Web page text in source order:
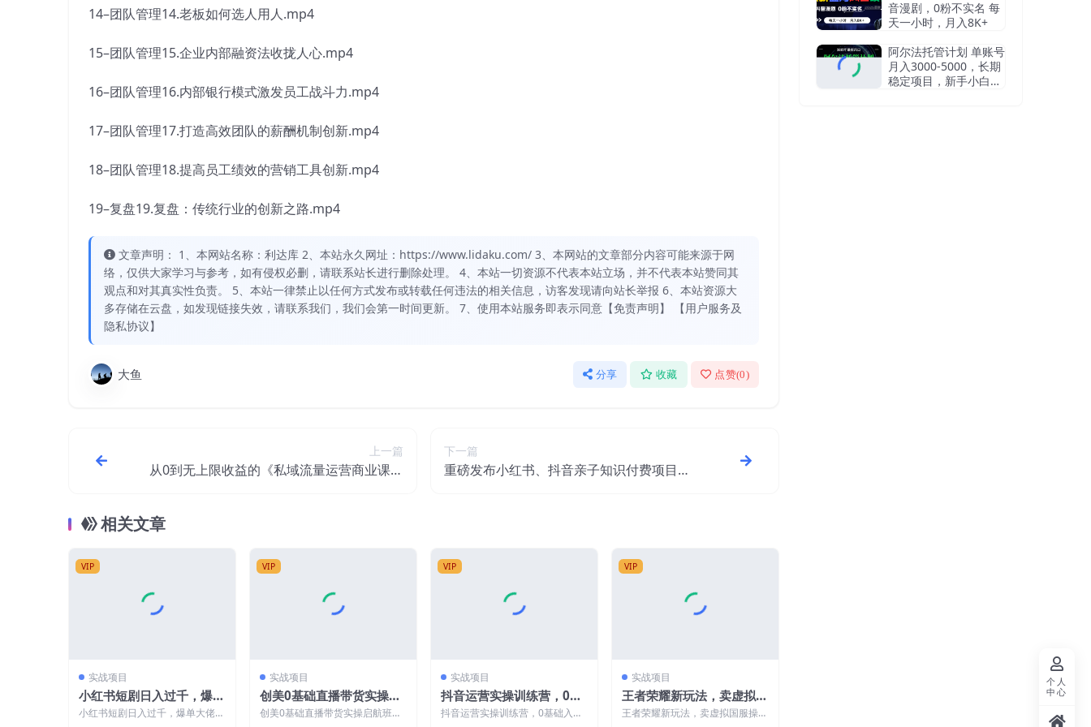
14–团队管理14.老板如何选人用人.mp4
15–团队管理15.企业内部融资法收拢人心.mp4
16–团队管理16.内部银行模式激发员工战斗力.mp4
17–团队管理17.打造高效团队的薪酬机制创新.mp4
18–团队管理18.提高员工绩效的营销工具创新.mp4
19–复盘19.复盘：传统行业的创新之路.mp4
文章声明： 1、本网站名称：利达库 2、本站永久网址：https://www.lidaku.com/ 3、本网站的文章部分内容可能来源于网
络，仅供大家学习与参考，如有侵权必删，请联系站长进行删除处理。 4、本站一切资源不代表本站立场，并不代表本站赞同其
观点和对其真实性负责。 5、本站一律禁止以任何方式发布或转载任何违法的相关信息，访客发现请向站长举报 6、本站资源大
多存储在云盘，如发现链接失效，请联系我们，我们会第一时间更新。 7、使用本站服务即表示同意【免责声明】 【用户服务及
隐私协议】
大鱼 分享 收藏 点赞(0)
上一篇
从0到无上限收益的《私域流量运营商业课》
下一篇
重磅发布小红书、抖音亲子知识付费项目，
相关文章
VIP
实战项目
小红书短剧日入过千，爆单
大佬“繁华落叶”分享二创实
小红书短剧日入过千，爆单大佬
VIP
实战项目
创美0基础直播带货实操启
航班，直播带货从0-1（详
创美0基础直播带货实操启航班，
VIP
实战项目
抖音运营实操训练营，0基
础入门，打造爆款短视频
抖音运营实操训练营，0基础入
VIP
实战项目
王者荣耀新玩法，卖虚拟国
服操作教程，一单6.88-99.
王者荣耀新玩法，卖虚拟国服操作
音漫剧，0粉不实名 每
天一小时，月入8K+
阿尔法托管计划 单账号
月入3000-5000，长期
稳定项目，新手小白轻
个人
中心